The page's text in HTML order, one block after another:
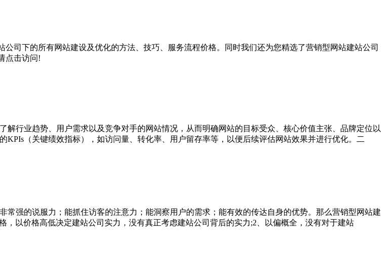
公司 下的所有网站建设及优化的方法、技巧、服务流程价格。同时我们还为您精选了营销型网站建站公司
点击访问!
行业趋势、用户需求以及竞争对手的网站情况，从而明确网站的目标受众、核心价值主张、品牌定位以
（关键绩效指标），如访问量、转化率、用户留存率等，以便后续评估网站效果并进行优化。二
强的说服力；能抓住访客的注意力；能洞察用户的需求；能有效的传达自身的优势。那么营销型网站建
以价格高低决定建站公司实力，没有真正考虑建站公司背后的实力;2、以偏概全，没有对于建站